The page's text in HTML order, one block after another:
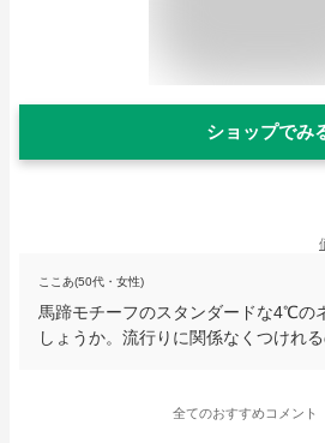
ショップでみ
ここあ(50代・女性)
馬蹄モチーフのスタンダードな4℃の
しょうか。流行りに関係なくつけれ
全てのおすすめコメント